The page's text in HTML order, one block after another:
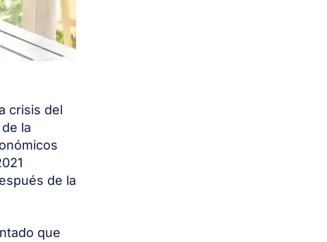
crisis del
la
de la
que